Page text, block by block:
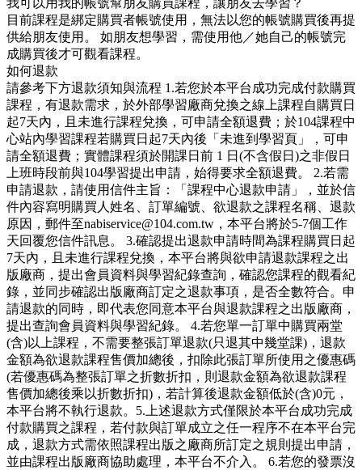
目前課程是綁定購買者帳號使用，無法以您的帳號購買後再提
供給朋友使用。 如朋友想學習，需使用他／她自己的帳號完
成購買後才可觀看課程。
如何退款
請參考下方退款須知與流程 1.若您於本平台成功完成付款購買
課程，有退款需求，於外部學習廠商兌換之線上課程自購買日
起7天內，且未進行課程兌換，可申請全額退費；於104課程中
心站內學習課程若購買日起7天內後「未進到學習頁」，可申
請全額退費；實體課程須於開課日前 1 日(不含假日)之非假日
上班時段前與104學習提出申請，始得要求全額退費。 2.若需
申請退款，請使用信件主旨：「課程中心退款申請」，並於信
件內容寫明購買人姓名、訂單編號、欲退款之課程名稱、退款
原因，郵件至nabiservice@104.com.tw，本平台將於5-7個工作
天回覆您信件訊息。 3.確認提出退款申請時間為課程購買日起
7天內，且未進行課程兌換，本平台將與欲申請退款課程之出
版廠商，提出會員資料與學習紀錄查詢，確認您課程的觀看紀
錄，並同步確認出版廠商訂定之退款事項，是否全數符合。申
請退款的同時，即代表您同意本平台與退款課程之出版廠商，
提出查詢會員資料與學習紀錄。 4.若您單一訂單中購買兩堂
(含)以上課程，不需要整張訂單退款(只退其中幾堂課)，退款
金額為欲退款課程售價加總後，扣除此張訂單所使用之優惠碼
(若優惠碼為整張訂單之折數折扣，則退款金額為欲退款課程
售價加總後乘以折數折扣)，若計算後退款金額低於(含)0元，
本平台將不執行退款。5.上述退款方式僅限於本平台成功完成
付款購買之課程，若付款與訂單成立之任一程序不在本平台完
成，退款方式需依照課程出版之廠商所訂定之規則提出申請，
並由課程出版廠商協助處理，本平台不介入。 6.若您的發票沒